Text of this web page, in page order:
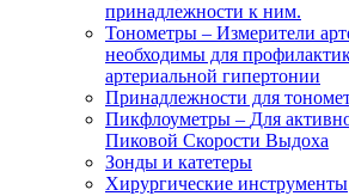
принадлежности к ним.
Тонометры – Измерители
необходимы для
артериальной гипертонии
Принадлежности для
Пикфлоуметры – Для
Пиковой Скорости Выдоха
Зонды и катетеры
Хирургические инструменты